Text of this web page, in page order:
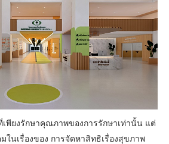
พียงรักษาคุณภาพของการรักษาเท่านั้น แต่
ในเรื่องของ การจัดหาสิทธิเรื่องสุขภาพ